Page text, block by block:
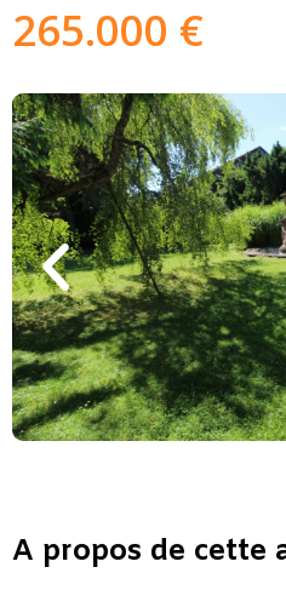
265.000 €
A propos de cette